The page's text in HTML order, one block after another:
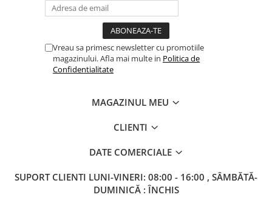
Vreau sa primesc newsletter cu promotiile
magazinului. Afla mai multe in Politica de
Confidentialitate
MAGAZINUL MEU
CLIENTI
DATE COMERCIALE
SUPORT CLIENTI LUNI-VINERI: 08:00 - 16:00 , SÂMBĂTĂ-
DUMINICĂ : ÎNCHIS